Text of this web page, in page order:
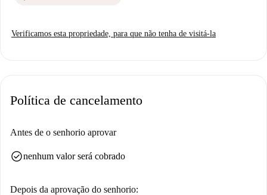
Verificamos esta propriedade, para que não tenha de visitá-la
Política de cancelamento
Antes de o senhorio aprovar
check_circlenenhum valor será cobrado
Depois da aprovação do senhorio: